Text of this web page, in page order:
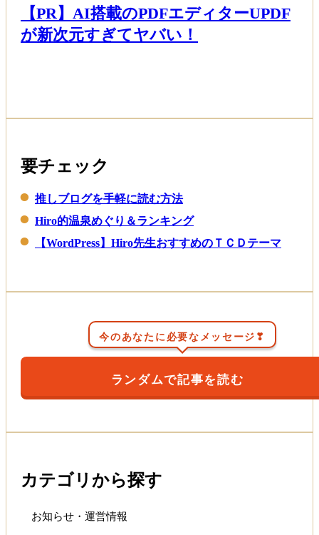
【PR】AI搭載のPDFエディターUPDF
が新次元すぎてヤバい！
要チェック
推しブログを手軽に読む方法
Hiro的温泉めぐり＆ランキング
【WordPress】Hiro先生おすすめのＴＣＤテーマ
今のあなたに必要なメッセージ❣
ランダムで記事を読む
カテゴリから探す
お知らせ・運営情報